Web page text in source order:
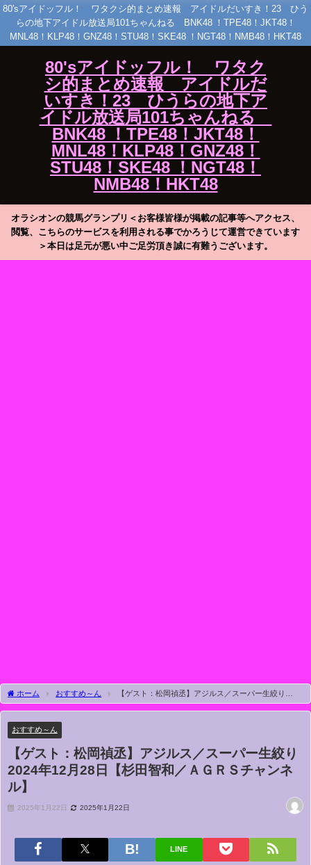
80'sアイドッフル！ ワタクシ的まとめ速報 アイドルだいすき！23 ひう
らの地下アイドル放送局101ちゃんねる BNK48 ！TPE48！JKT48！
MNL48！KLP48！GNZ48！STU48！SKE48 ！NGT48！NMB48！HKT48
80'sアイドッフル！ ワタク
シ的まとめ速報 アイドルだ
いすき！23 ひうらの地下ア
イドル放送局101ちゃんねる
BNK48 ！TPE48！JKT48！
MNL48！KLP48！GNZ48！
STU48！SKE48 ！NGT48！
NMB48！HKT48
オラシオンの競馬グランプリ＜お客様皆様が掲載の記事等へアクセス、
閲覧、こちらのサービスを利用される事でかろうじて運営できています
＞本日は足元が悪い中ご足労頂き誠に有難うございます。
ホーム おすすめ～ん
【ゲスト：松岡禎丞】アジルス／スーパー生絞り
2024年12月28日【杉田智和／ＡＧＲＳチャンネル】
おすすめ～ん
【ゲスト：松岡禎丞】アジルス／スーパー生絞り
2024年12月28日【杉田智和／ＡＧＲＳチャンネ
ル】
2025年1月22日 2025年1月22日
LINE